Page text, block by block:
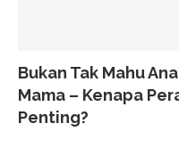
Bukan Tak Mahu
Mama – Kenapa
Penting?